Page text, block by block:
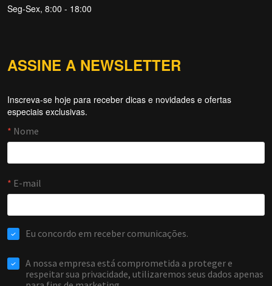
Seg-Sex, 8:00 - 18:00
ASSINE A NEWSLETTER
Inscreva-se hoje para receber dicas e novidades e ofertas
especiais exclusivas.
Forti Firewall
EMAIL
WHATSAPP / TELEFONE